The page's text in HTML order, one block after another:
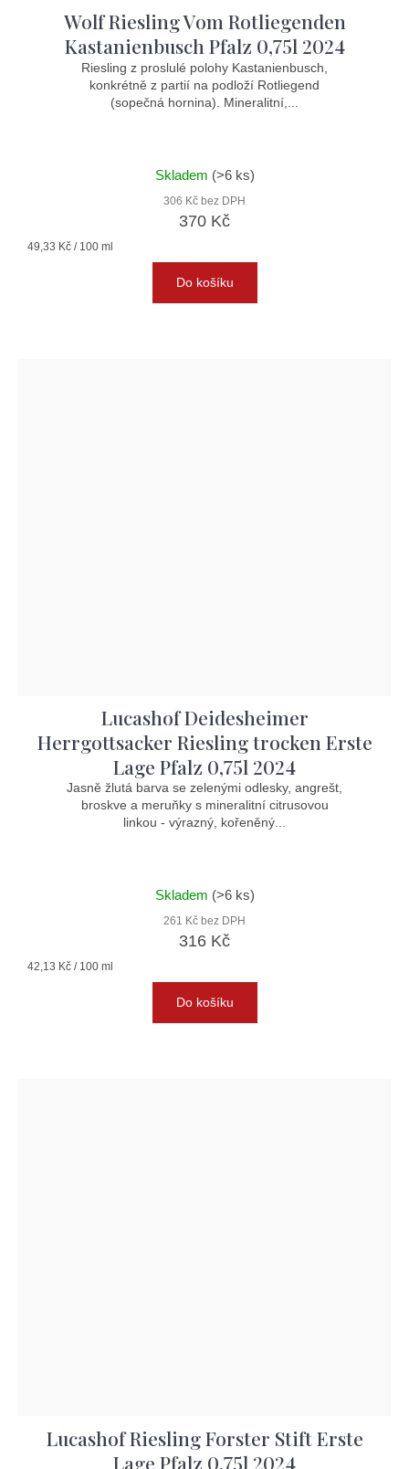
Wolf Riesling Vom Rotliegenden
Kastanienbusch Pfalz 0,75l 2024
Riesling z proslulé polohy Kastanienbusch,
konkrétně z partií na podloží Rotliegend
(sopečná hornina). Mineralitní,...
Skladem (>6 ks)
306 Kč bez DPH
370 Kč
Měrná
49,33 Kč / 100 ml
Do košíku
Lucashof Deidesheimer
Herrgottsacker Riesling trocken Erste
Lage Pfalz 0,75l 2024
Jasně žlutá barva se zelenými odlesky, angrešt,
broskve a meruňky s mineralitní citrusovou
linkou - výrazný, kořeněný...
Skladem (>6 ks)
261 Kč bez DPH
316 Kč
Měrná
42,13 Kč / 100 ml
Do košíku
Lucashof Riesling Forster Stift Erste
Lage Pfalz 0,75l 2024